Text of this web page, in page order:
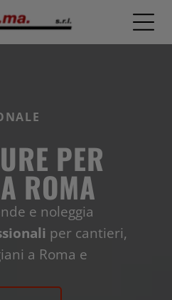
PER
ROMA
e noleggia
per cantieri,
a Roma e